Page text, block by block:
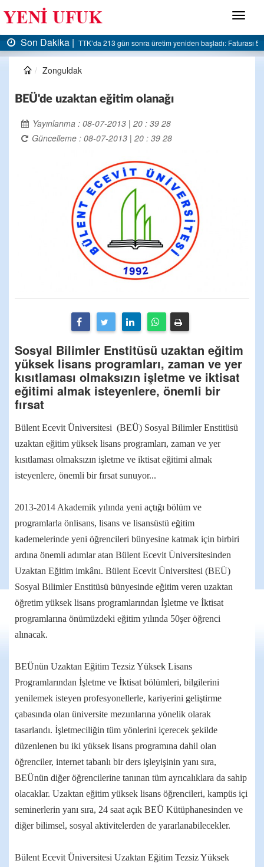
Menü
5 milyar liraya dayandı
Son Dakika |AK Parti Ereğli İlçe Başkanlığı’ndan belediyeye
Zonguldak
BEÜ'de uzaktan eğitim olanağı
Yayınlanma : 08-07-2013 | 20 : 39 28
Güncelleme : 08-07-2013 | 20 : 39 28
Sosyal Bilimler Enstitüsü uzaktan eğitim
yüksek lisans programları, zaman ve yer
kısıtlaması olmaksızın işletme ve iktisat
eğitimi almak isteyenlere, önemli bir
fırsat
Bülent Ecevit Üniversitesi (BEÜ) Sosyal Bilimler Enstitüsü
uzaktan eğitim yüksek lisans programları, zaman ve yer
kısıtlaması olmaksızın işletme ve iktisat eğitimi almak
isteyenlere, önemli bir fırsat sunuyor...
2013-2014 Akademik yılında yeni açtığı bölüm ve
programlarla önlisans, lisans ve lisansüstü eğitim
kademelerinde yeni öğrencileri bünyesine katmak için birbiri
ardına önemli adımlar atan Bülent Ecevit Üniversitesinden
Uzaktan Eğitim imkânı. Bülent Ecevit Üniversitesi (BEÜ)
Sosyal Bilimler Enstitüsü bünyesinde eğitim veren uzaktan
öğretim yüksek lisans programlarından İşletme ve İktisat
programlarına önümüzdeki eğitim yılında 50şer öğrenci
alınacak.
BEÜnün Uzaktan Eğitim Tezsiz Yüksek Lisans
Programlarından İşletme ve İktisat bölümleri, bilgilerini
yenilemek isteyen profesyonellerle, kariyerini geliştirme
çabasında olan üniversite mezunlarına yönelik olarak
tasarlandı. İşletmeciliğin tüm yönlerini içerecek şekilde
düzenlenen bu iki yüksek lisans programına dahil olan
öğrenciler, internet tabanlı bir ders işleyişinin yanı sıra,
BEÜnün diğer öğrencilerine tanınan tüm ayrıcalıklara da sahip
olacaklar. Uzaktan eğitim yüksek lisans öğrencileri, kampüs içi
seminerlerin yanı sıra, 24 saat açık BEÜ Kütüphanesinden ve
diğer bilimsel, sosyal aktivitelerden de yararlanabilecekler.
Bülent Ecevit Üniversitesi Uzaktan Eğitim Tezsiz Yüksek